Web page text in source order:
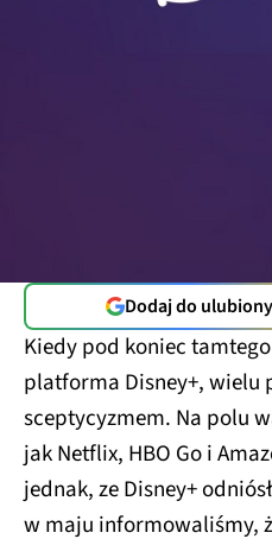
Dodaj do
Kiedy pod koniec
platforma Disney+, wielu
sceptycyzmem. Na polu
jak Netflix, HBO Go i
jednak, ze Disney+
w maju informowaliśmy,